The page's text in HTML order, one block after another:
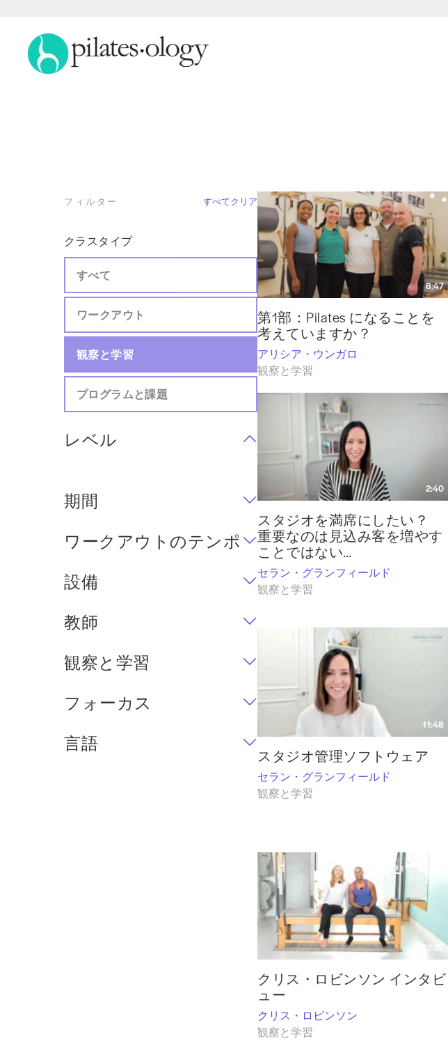
フィルター すべてクリア
クラスタイプ
すべて
ワークアウト
観察と学習
プログラムと課題
レベル
期間
ワークアウトのテンポ
設備
教師
観察と学習
フォーカス
言語
8:47
第1部：Pilates になることを
考えていますか？
アリシア・ウンガロ
観察と学習
2:40
スタジオを満席にしたい？
重要なのは見込み客を増やす
ことではない…
セラン・グランフィールド
観察と学習
11:48
スタジオ管理ソフトウェア
セラン・グランフィールド
観察と学習
32:27
クリス・ロビンソン インタビ
ュー
クリス・ロビンソン
観察と学習